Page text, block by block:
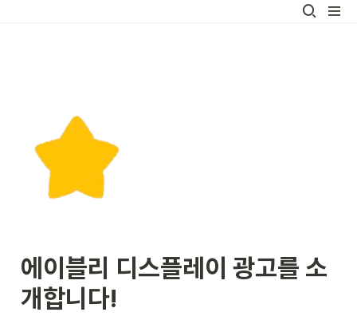
에이블리 디스플레이 광고를 소
개합니다!